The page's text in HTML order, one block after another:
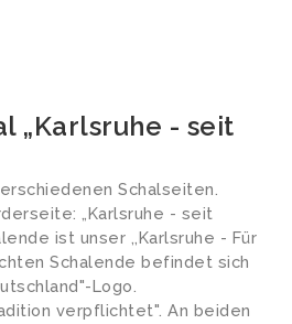
„Karlsruhe - seit
Schalseiten.
„Karlsruhe - seit
ist unser ,,Karlsruhe - Für
Schalende befindet sich
Logo.
verpflichtet". An beiden